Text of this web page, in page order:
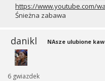
https://www.youtube.com/
Śnieżna zabawa
danikl
6 gwiazdek
NAsze ulubione